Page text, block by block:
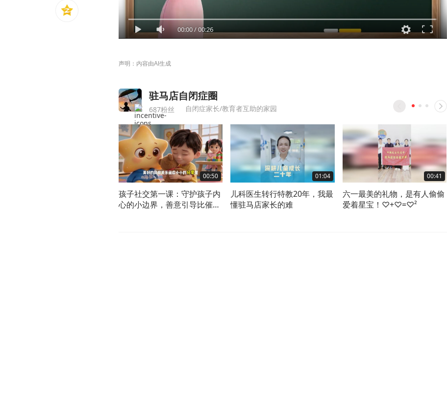
00:00/00:26
声明：内容由AI生成
驻马店自闭症圈
687粉丝 自闭症家长/教育者互助的家园
00:50
孩子社交第一课：守护孩子内
心的小边界，善意引导比催促
01:04
儿科医生转行特教20年，我最
懂驻马店家长的难
00:41
六一最美的礼物，是有人偷偷
爱着星宝！♡+♡=♡²